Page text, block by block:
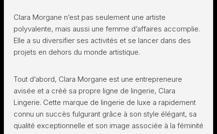
Clara Morgane n’est pas seulement une artiste
polyvalente, mais aussi une femme d’affaires accomplie.
Elle a su diversifier ses activités et se lancer dans des
projets en dehors du monde artistique.
Tout d’abord, Clara Morgane est une entrepreneure
avisée et a créé sa propre ligne de lingerie, Clara
Lingerie. Cette marque de lingerie de luxe a rapidement
connu un succès fulgurant grâce à son style élégant, sa
qualité exceptionnelle et son image associée à la féminité